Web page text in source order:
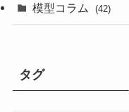
模型コラム (42)
タグ